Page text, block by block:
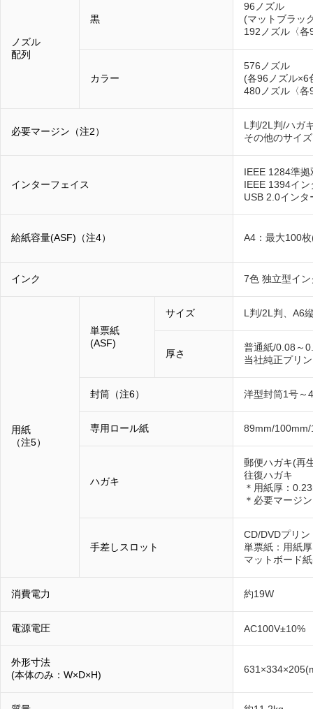
ノズル
配列
黒
96ノズル
(マットブラッ
192ノズル〈
カラー
576ノズル
(各96ノズル×6
480ノズル〈各
必要マージン（注2）
L判/2L判/ハガ
その他のサイ
インターフェイス
IEEE 1284準
IEEE 1394イ
USB 2.0イン
給紙容量(ASF)（注4） A4：最大100
インク 7色 独立型イン
用紙
（注5）
単票紙
(ASF)
サイズ L判/2L判、A6
厚さ
普通紙/0.08～
当社純正プリ
封筒（注6） 洋型封筒1号～
専用ロール紙 89mm/
ハガキ
郵便ハガキ(再
往復ハガキ
＊用紙厚：
＊必要マージ
手差しスロット
CD/DVDプリ
単票紙：用紙
マットボード
消費電力 約19W
電源電圧 AC100V±10%
外形寸法
(本体のみ：W×D×H)